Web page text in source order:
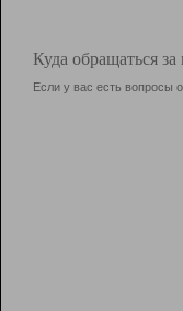
Куда обращаться
Если у вас есть вопросы